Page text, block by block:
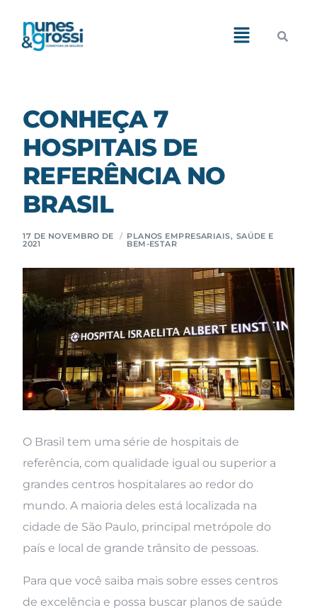
CONHEÇA 7
HOSPITAIS DE
REFERÊNCIA NO
BRASIL
17 DE NOVEMBRO DE
2021
PLANOS EMPRESARIAIS, SAÚDE E
BEM-ESTAR
O Brasil tem uma série de hospitais de
referência, com qualidade igual ou superior a
grandes centros hospitalares ao redor do
mundo. A maioria deles está localizada na
cidade de São Paulo, principal metrópole do
país e local de grande trânsito de pessoas.
Para que você saiba mais sobre esses centros
de excelência e possa buscar planos de saúde
Pages
Features
Blog
Portfolio
Shop